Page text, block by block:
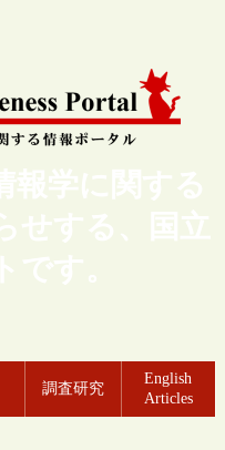
報学に関する
せする、国立
です。
調査研究
English
Articles